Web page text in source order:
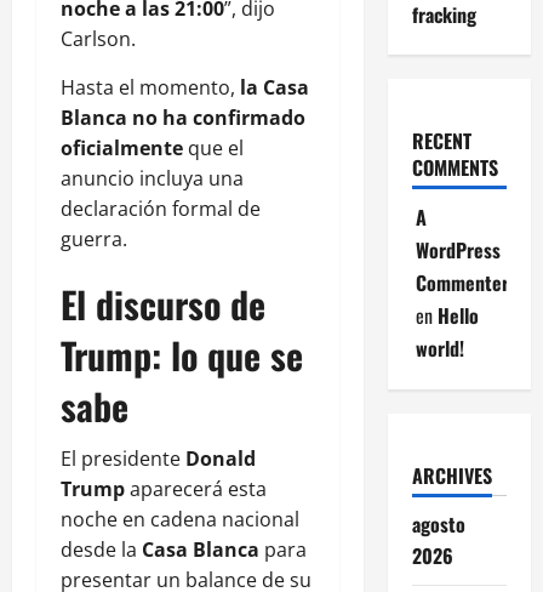
noche a las 21:00”, dijo
Carlson.
Hasta el momento, la Casa
Blanca no ha confirmado
oficialmente que el
anuncio incluya una
declaración formal de
guerra.
El discurso de
Trump: lo que se
sabe
El presidente Donald
Trumpaparecerá esta
noche en cadena nacional
desde la Casa Blanca para
presentar un balance de su
fracking
RECENT
COMMENTS
A
WordPress
Commenter
en Hello
world!
ARCHIVES
agosto
2026